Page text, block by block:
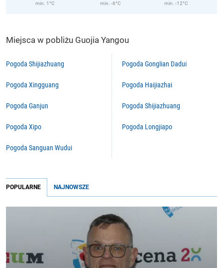
min. 1°C
min. -6°C
min. -12°C
Miejsca w pobliżu Guojia Yangou
Pogoda Shijiazhuang
Pogoda Xingguang
Pogoda Ganjun
Pogoda Xipo
Pogoda Sanguan Wudui
Pogoda Gonglian Dadui
Pogoda Haijiazhai
Pogoda Shijiazhuang
Pogoda Longjiapo
POPULARNE NAJNOWSZE